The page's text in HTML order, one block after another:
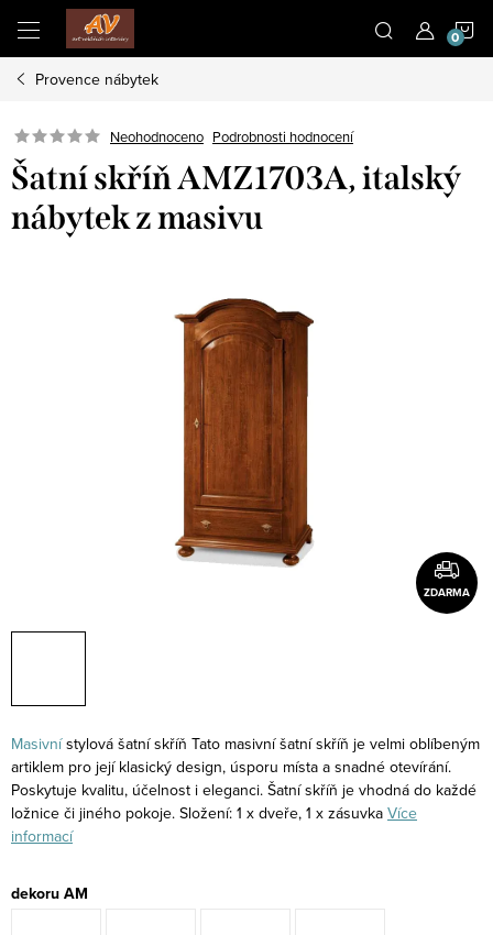
obsah
Provence nábytek
Neohodnoceno Podrobnosti hodnocení
Šatní skříň AMZ1703A, italský
nábytek z masivu
ZDARMA
Masivnístylová šatní skříň Tato masivní šatní skříň je velmi oblíbeným
artiklem pro její klasický design, úsporu místa a snadné otevírání.
Poskytuje kvalitu, účelnost i eleganci. Šatní skříň je vhodná do každé
ložnice či jiného pokoje. Složení: 1 x dveře, 1 x zásuvka Více
informací
dekoru AM